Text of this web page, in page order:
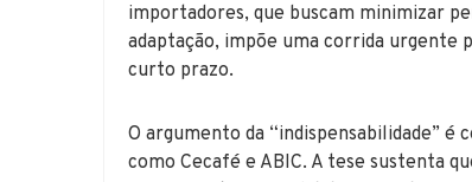
importadores, que buscam minimizar
adaptação, impõe uma corrida urgente
curto prazo.
O argumento da “indispensabilidade”
como Cecafé e ABIC. A tese sustenta